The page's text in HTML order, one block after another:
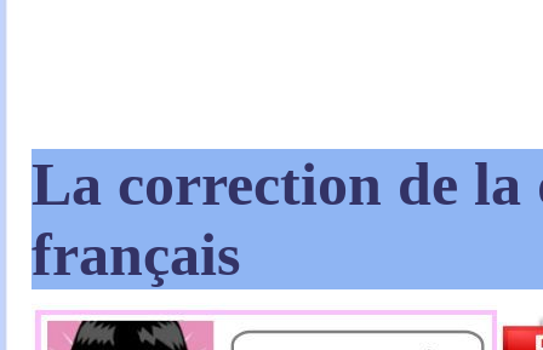
La correction de la
français